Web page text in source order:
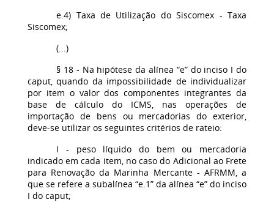
e.4) Taxa de Utilização do Siscomex - Taxa
Siscomex;
(...)
§ 18 - Na hipótese da alínea “e” do inciso I do
caput, quando da impossibilidade de individualizar
por item o valor dos componentes integrantes da
base de cálculo do ICMS, nas operações de
importação de bens ou mercadorias do exterior,
deve-se utilizar os seguintes critérios de rateio:
I - peso líquido do bem ou mercadoria
indicado em cada item, no caso do Adicional ao Frete
para Renovação da Marinha Mercante - AFRMM, a
que se refere a subalínea “e.1” da alínea “e” do inciso
I do caput;